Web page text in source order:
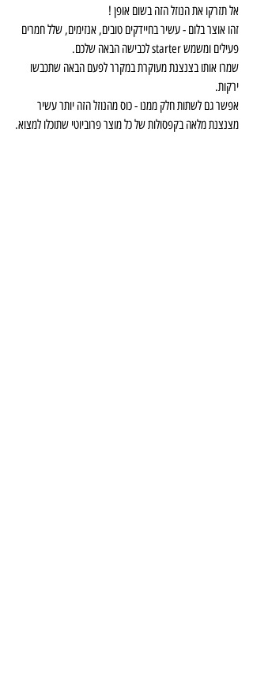
אל תזרקו את הנוזל הזה בשום אופן !
זהו אוצר בלום - עשיר בחיידקים טובים, אנזימים, שלל חמרים
פעילים ומשמש starter לכבישה הבאה שלכם.
שמרו אותו בצנצנת מעוקרת במקרר לפעם הבאה שתכבשו
ירקות.
אפשר גם לשתות חלק ממנו - כוס מהנוזל הזה יותר עשיר
מצנצנת מלאה בקפסולות של כל מוצר פרוביוטי שתוכלו למצוא.